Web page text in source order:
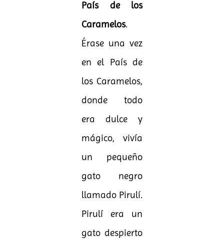
País de los
Caramelos.
Érase una vez
en el País de
los Caramelos,
donde todo
era dulce y
mágico, vivía
un pequeño
gato negro
llamado Pirulí.
Pirulí era un
gato despierto